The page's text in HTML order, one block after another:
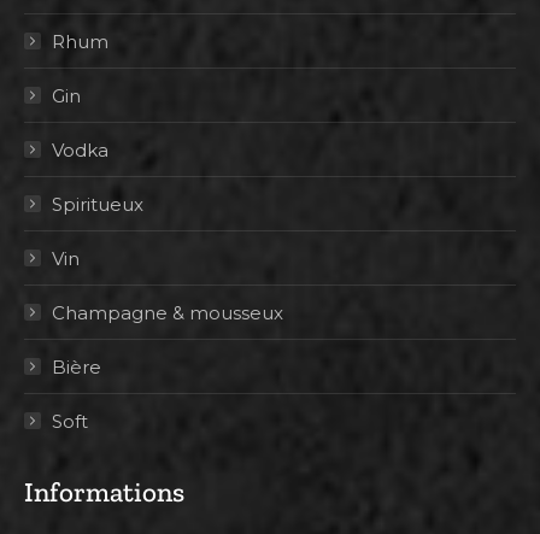
Rhum
Gin
Vodka
Spiritueux
Vin
Champagne & mousseux
Bière
Soft
Informations